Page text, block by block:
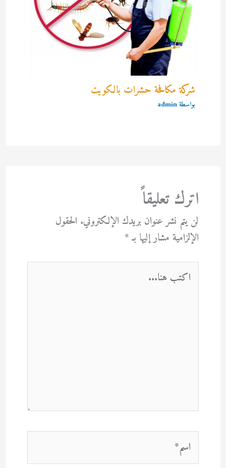
شركة مكافحة حشرات بالكويت
بواسطةadmin
اترك تعليقاً
لن يتم نشر عنوان بريدك الإلكتروني. الحقول
الإلزامية مشار إليها بـ*
اكتب
هنا...
اسم*